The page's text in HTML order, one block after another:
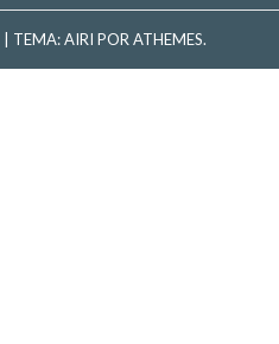
TEMA:AIRI POR ATHEMES.